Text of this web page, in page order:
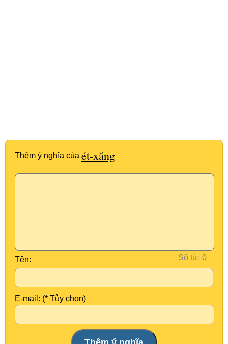
Thêm ý nghĩa của ét-xăng
Số từ:
Tên:
E-mail: (* Tùy chọn)